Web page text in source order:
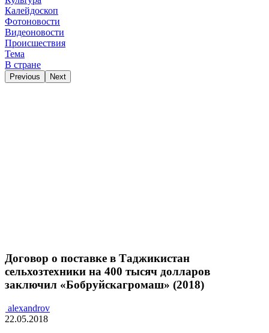
Калейдоскоп
Фотоновости
Видеоновости
Происшествия
Тема
В стране
Previous Next
Договор о поставке в Таджикистан
сельхозтехники на 400 тысяч долларов
заключил «Бобруйскагромаш» (2018)
alexandrov
22.05.2018